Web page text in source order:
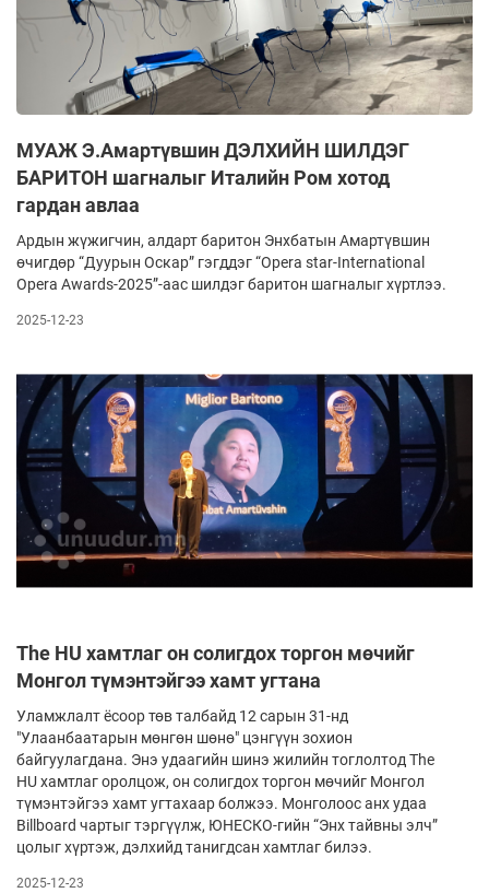
МУАЖ Э.Амартүвшин ДЭЛХИЙН ШИЛДЭГ
БАРИТОН шагналыг Италийн Ром хотод
гардан авлаа
Ардын жүжигчин, алдарт баритон Энхбатын Амартүвшин
өчигдөр “Дуурын Оскар” гэгддэг “Opera star-International
Opera Awards-2025”-аас шилдэг баритон шагналыг хүртлээ.
2025-12-23
The HU хамтлаг он солигдох торгон мөчийг
Монгол түмэнтэйгээ хамт угтана
Уламжлалт ёсоор төв талбайд 12 сарын 31-нд
"Улаанбаатарын мөнгөн шөнө" цэнгүүн зохион
байгуулагдана. Энэ удаагийн шинэ жилийн тоглолтод The
HU хамтлаг оролцож, он солигдох торгон мөчийг Монгол
түмэнтэйгээ хамт угтахаар болжээ. Монголоос анх удаа
Billboard чартыг тэргүүлж, ЮНЕСКО-гийн “Энх тайвны элч”
цолыг хүртэж, дэлхийд танигдсан хамтлаг билээ.
2025-12-23